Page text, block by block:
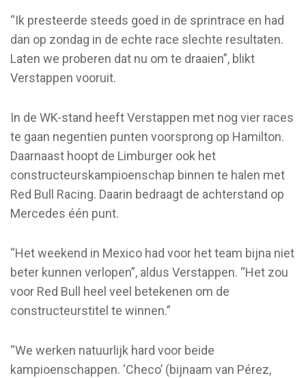
“Ik presteerde steeds goed in de sprintrace en had
dan op zondag in de echte race slechte resultaten.
Laten we proberen dat nu om te draaien”, blikt
Verstappen vooruit.
In de WK-stand heeft Verstappen met nog vier races
te gaan negentien punten voorsprong op Hamilton.
Daarnaast hoopt de Limburger ook het
constructeurskampioenschap binnen te halen met
Red Bull Racing. Daarin bedraagt de achterstand op
Mercedes één punt.
“Het weekend in Mexico had voor het team bijna niet
beter kunnen verlopen”, aldus Verstappen. “Het zou
voor Red Bull heel veel betekenen om de
constructeurstitel te winnen.”
“We werken natuurlijk hard voor beide
kampioenschappen. ‘Checo’ (bijnaam van Pérez,